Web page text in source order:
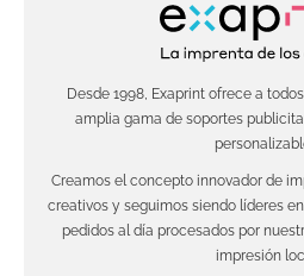
Desde 1998, Exaprint ofrece a
amplia gama de soportes
Creamos el concepto innovador de
creativos y seguimos siendo líderes
pedidos al día procesados por
impresión